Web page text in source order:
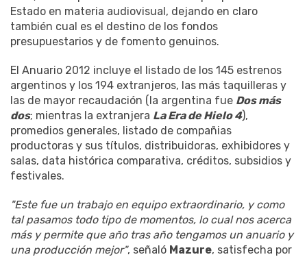
Estado en materia audiovisual, dejando en claro
también cual es el destino de los fondos
presupuestarios y de fomento genuinos.
El Anuario 2012 incluye el listado de los 145 estrenos
argentinos y los 194 extranjeros, las más taquilleras y
las de mayor recaudación (la argentina fue Dos más
dos; mientras la extranjera La Era de Hielo 4),
promedios generales, listado de compañias
productoras y sus títulos, distribuidoras, exhibidores y
salas, data histórica comparativa, créditos, subsidios y
festivales.
"Este fue un trabajo en equipo extraordinario, y como
tal pasamos todo tipo de momentos, lo cual nos acerca
más y permite que año tras año tengamos un anuario y
una producción mejor", señaló Mazure, satisfecha por